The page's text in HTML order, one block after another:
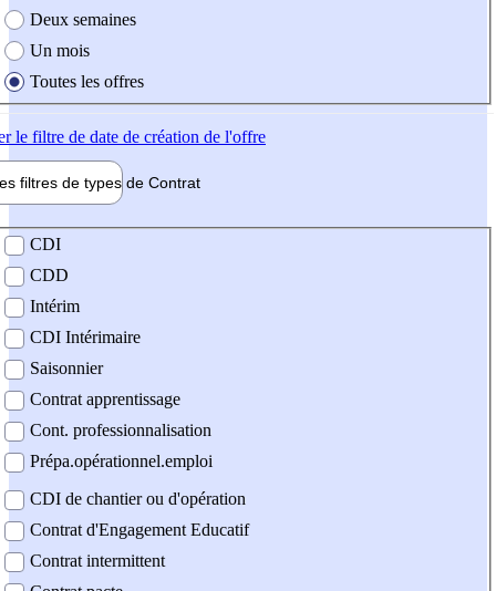
Deux semaines
Un mois
Toutes les offres
le filtre de date de création de l'offre
filtres de types de Contrat
contrat
CDI
CDD
Intérim
CDI Intérimaire
Saisonnier
Contrat apprentissage
Cont. professionnalisation
Prépa.opérationnel.emploi
CDI de chantier ou d'opération
Contrat d'Engagement Educatif
Contrat intermittent